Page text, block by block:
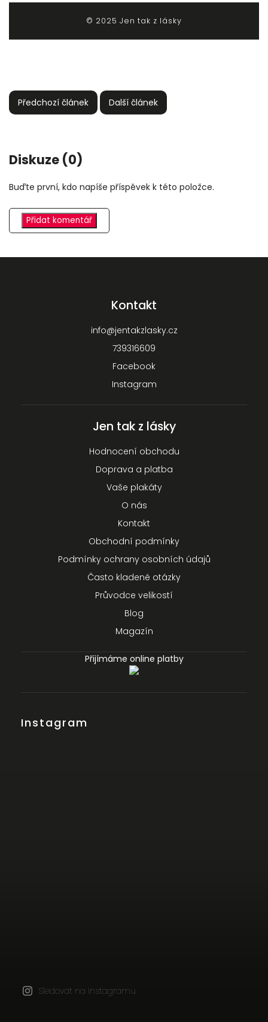
© 2025 Jen tak z lásky
Předchozí článek Další článek
Diskuze (0)
Buďte první, kdo napíše příspěvek k této položce.
Přidat komentář
Kontakt
info@jentakzlasky.cz
739316609
Facebook
Instagram
Jen tak z lásky
Hodnocení obchodu
Doprava a platba
Vaše plakáty
O nás
Kontakt
Obchodní podmínky
Podmínky ochrany osobních údajů
Často kladené otázky
Průvodce velikostí
Blog
Magazín
Přijímáme online platby
Instagram
Sledovat na Instagramu